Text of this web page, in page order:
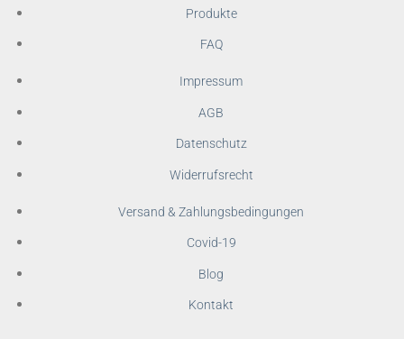
Produkte
FAQ
Impressum
AGB
Datenschutz
Widerrufsrecht
Versand & Zahlungsbedingungen
Covid-19
Blog
Kontakt